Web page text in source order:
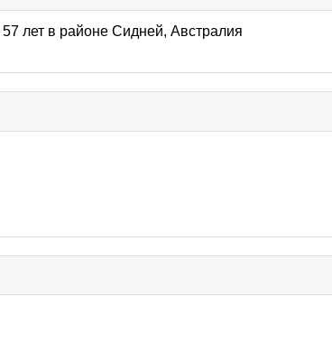
лет в районе Сидней, Австралия